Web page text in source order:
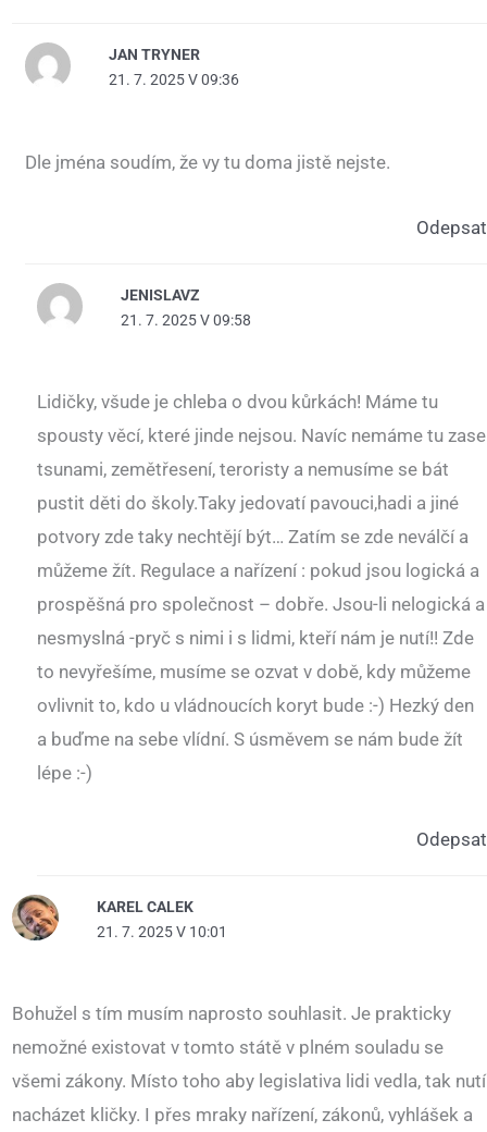
JAN TRYNER
21. 7. 2025 V 09:36
Dle jména soudím, že vy tu doma jistě nejste.
Odepsat
JENISLAVZ
21. 7. 2025 V 09:58
Lidičky, všude je chleba o dvou kůrkách! Máme tu
spousty věcí, které jinde nejsou. Navíc nemáme tu zase
tsunami, zemětřesení, teroristy a nemusíme se bát
pustit děti do školy.Taky jedovatí pavouci,hadi a jiné
potvory zde taky nechtějí být… Zatím se zde neválčí a
můžeme žít. Regulace a nařízení : pokud jsou logická a
prospěšná pro společnost – dobře. Jsou-li nelogická a
nesmyslná -pryč s nimi i s lidmi, kteří nám je nutí!! Zde
to nevyřešíme, musíme se ozvat v době, kdy můžeme
ovlivnit to, kdo u vládnoucích koryt bude :-) Hezký den
a buďme na sebe vlídní. S úsměvem se nám bude žít
lépe :-)
Odepsat
KAREL CALEK
21. 7. 2025 V 10:01
Bohužel s tím musím naprosto souhlasit. Je prakticky
nemožné existovat v tomto státě v plném souladu se
všemi zákony. Místo toho aby legislativa lidi vedla, tak nutí
nacházet kličky. I přes mraky nařízení, zákonů, vyhlášek a